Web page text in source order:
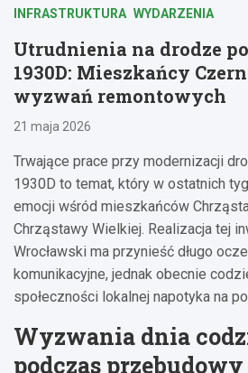
INFRASTRUKTURA WYDARZENIA
Utrudnienia na drodze
1930D: Mieszkańcy
wyzwań remontowych
21 maja 2026
Trwające prace przy modernizacji
1930D to temat, który w ostatnich
emocji wśród mieszkańców
Chrząstawy Wielkiej. Realizacja tej
Wrocławski ma przynieść długo
komunikacyjne, jednak obecnie
społeczności lokalnej napotyka na
Wyzwania dnia
podczas przebudowy